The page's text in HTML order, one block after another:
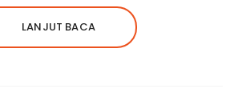
LANJUT BACA